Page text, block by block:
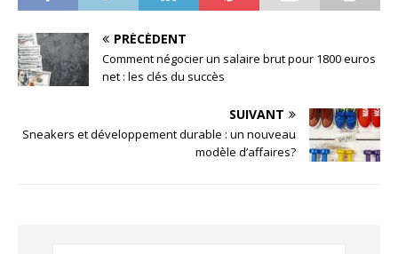
PRÉCÉDENT
Comment négocier un salaire brut pour 1800 euros
net : les clés du succès
SUIVANT
Sneakers et développement durable : un nouveau
modèle d’affaires?